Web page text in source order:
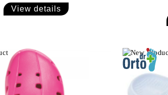
View details